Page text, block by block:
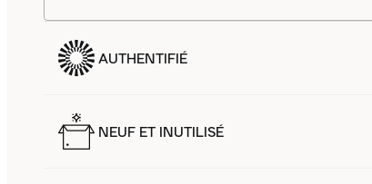
AUTHENTIFIÉ
NEUF ET INUTILISÉ